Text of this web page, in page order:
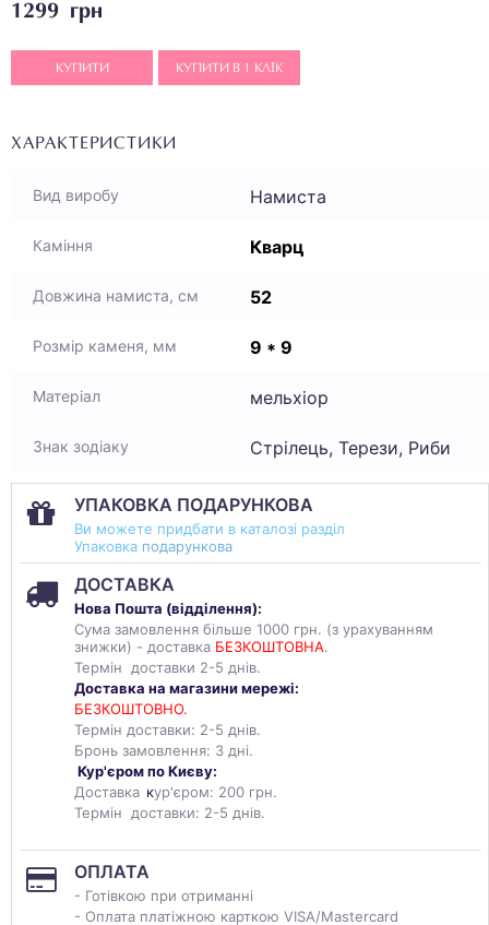
1299 грн
КУПИТИ КУПИТИ В 1 КЛІК
ХАРАКТЕРИСТИКИ
Вид виробу Намиста
Каміння Кварц
Довжина намиста, см 52
Розмір каменя, мм 9 * 9
Матеріал мельхіор
Знак зодіаку Стрілець, Терези, Риби
УПАКОВКА ПОДАРУНКОВА
Ви можете придбати в каталозі разділ
Упаковка подарункова
ДОСТАВКА
Нова Пошта (відділення):
Сума замовлення більше 1000 грн. (з урахуванням
знижки) - доставка БЕЗКОШТОВНА.
Термін доставки 2-5 днів.
Доставка на магазини мережі:
БЕЗКОШТОВНО.
Термін доставки: 2-5 днів.
Бронь замовлення: 3 дні.
Кур'єром по Києву:
Доставка кур'єром: 200 грн.
Термін доставки: 2-5 днів.
ОПЛАТА
- Готівкою при отриманні
- Оплата платіжною карткою VISA/Mastercard